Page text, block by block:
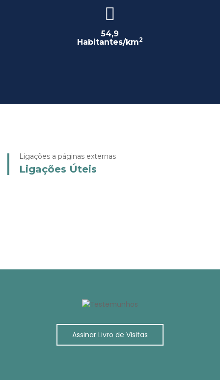
54,9
Habitantes/km2
Ligações a páginas externas
Ligações Úteis
Saúde 24
Assinar Livro de Visitas